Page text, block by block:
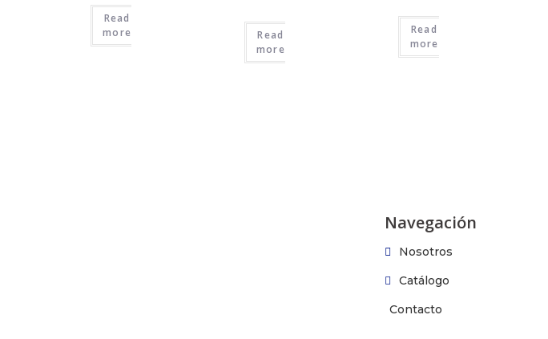
Read
more
Read
more
Read
more
Navegación
Nosotros
Catálogo
Contacto